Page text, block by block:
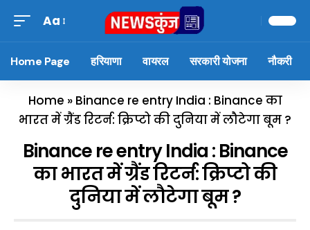
Aa
Home Page हरियाणा वायरल सरकारी योजना नौकरी
Home » Binance re entry India : Binance का
भारत में ग्रैंड रिटर्न: क्रिप्टो की दुनिया में लौटेगा बूम ?
Binance re entry India : Binance
का भारत में ग्रैंड रिटर्न: क्रिप्टो की
दुनिया में लौटेगा बूम ?